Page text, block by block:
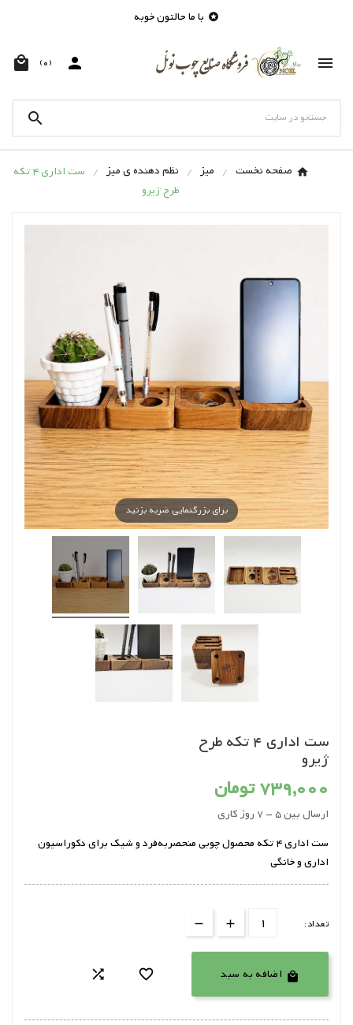
 با ما حالتون خوبه


 (0)

صفحه نخست میز نظم دهنده ی میز
ست اداری 4 تکه
طرح ژیرو
برای بزرگنمایی ضربه بزنید
ست اداری 4 تکه طرح
ژیرو
739,000 تومان
ارسال بین 5 - 7 روز کاری
ستاداری4 تکه
محصول چوبی منحصربه‌فرد و شیک برای دکوراسیون
اداری و خانگی
تعداد:
 اضافه به سبد 
